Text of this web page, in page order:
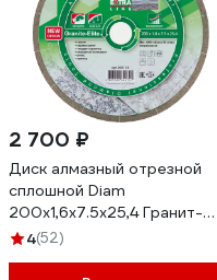
2 700 ₽
Диск алмазный отрезной
сплошной Diam
200x1,6x7.5x25,4 Гранит-
Элит, серия Экстра (Гранит,
4(52)